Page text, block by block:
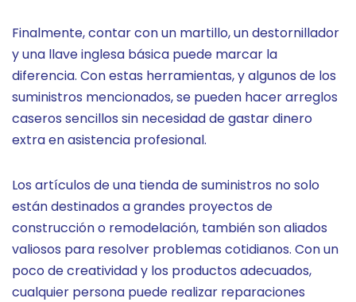
Finalmente, contar con un martillo, un destornillador
y una llave inglesa básica puede marcar la
diferencia. Con estas herramientas, y algunos de los
suministros mencionados, se pueden hacer arreglos
caseros sencillos sin necesidad de gastar dinero
extra en asistencia profesional.
Los artículos de una tienda de suministros no solo
están destinados a grandes proyectos de
construcción o remodelación, también son aliados
valiosos para resolver problemas cotidianos. Con un
poco de creatividad y los productos adecuados,
cualquier persona puede realizar reparaciones